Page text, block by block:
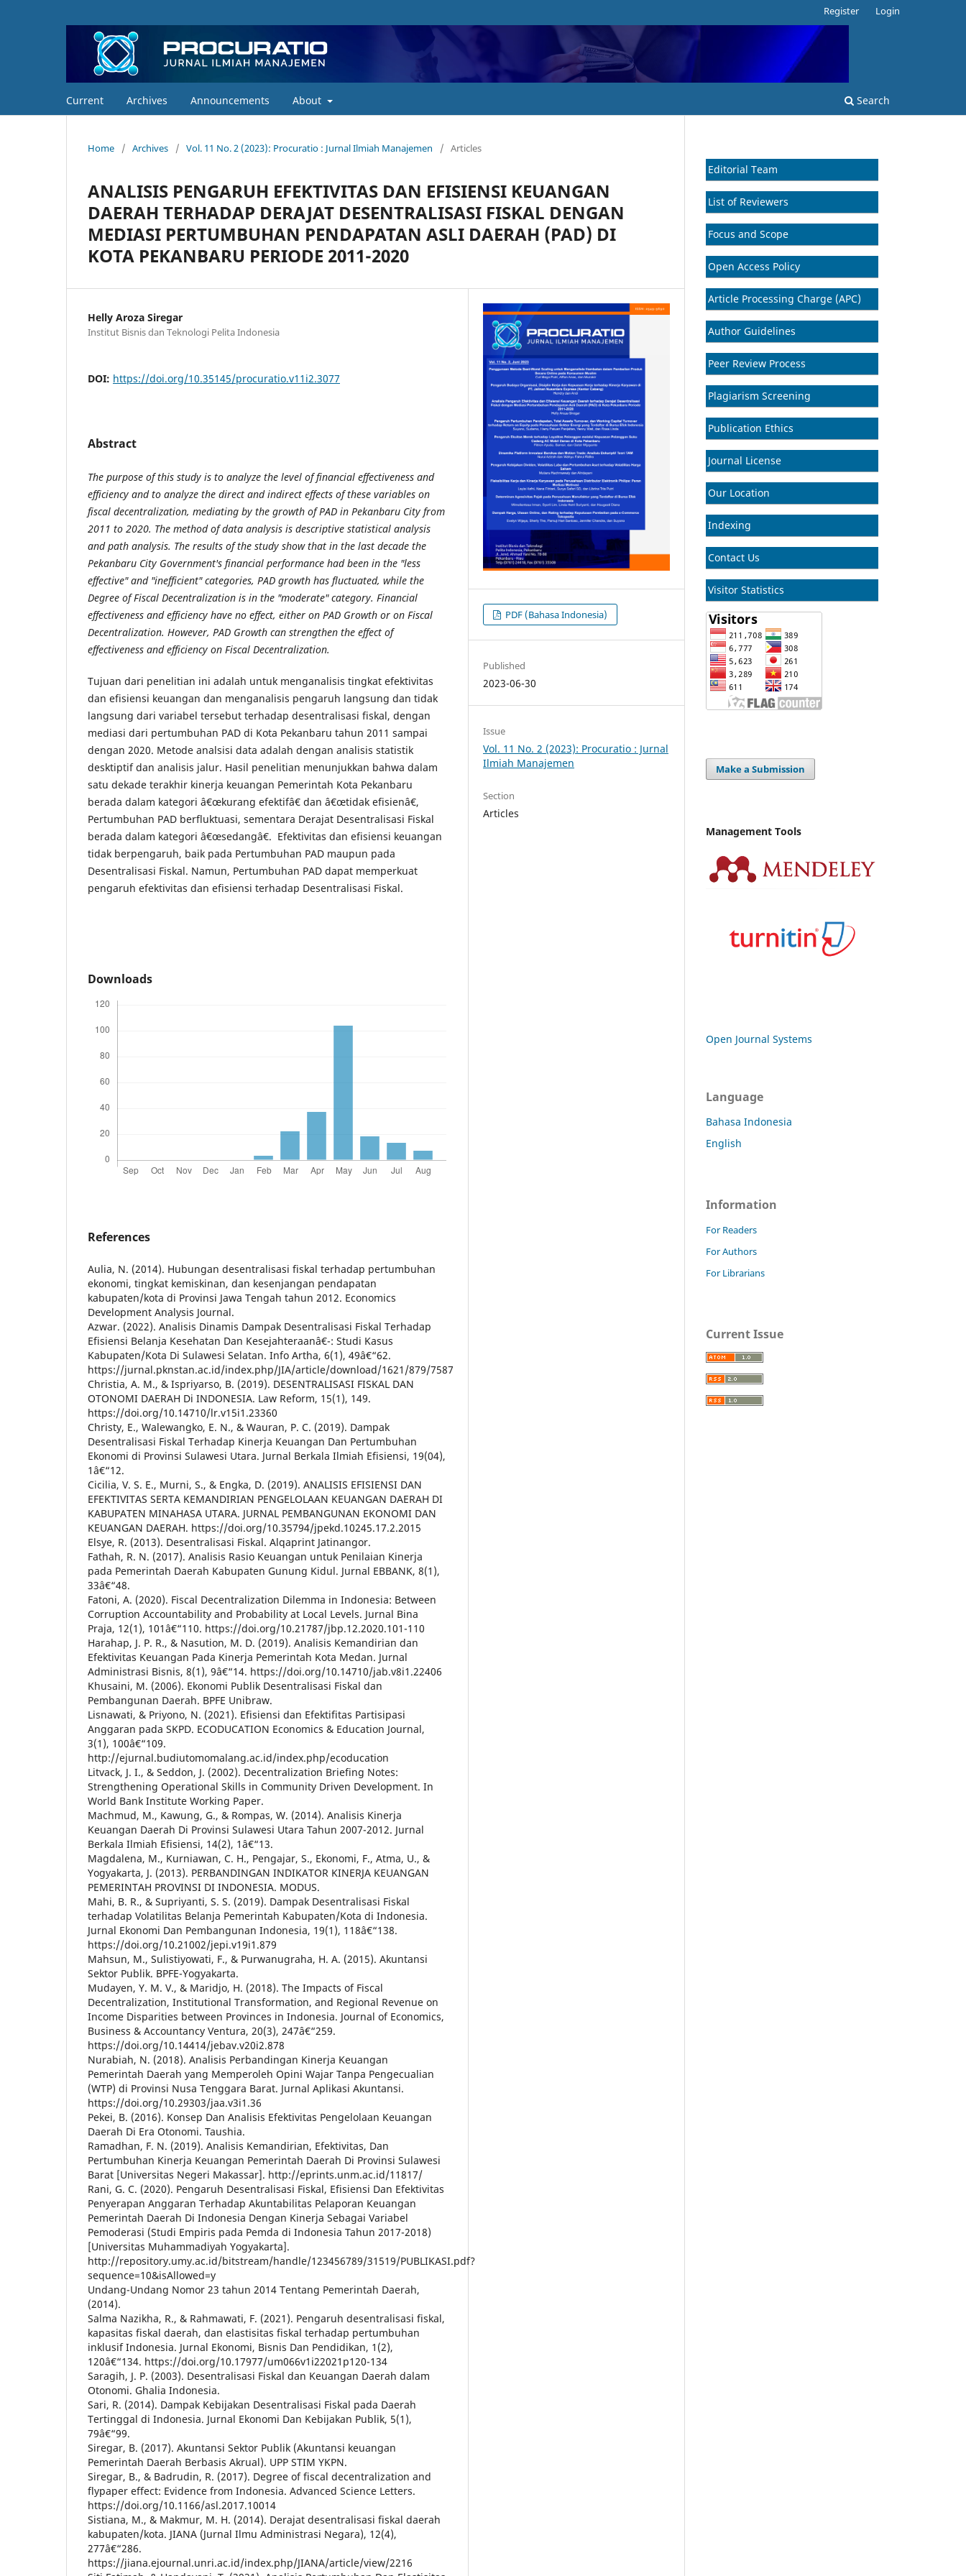
Current Archives Announcements About Search
Register Login
Home / Archives / Vol. 11 No. 2 (2023): Procuratio : Jurnal Ilmiah Manajemen / Articles
ANALISIS PENGARUH EFEKTIVITAS DAN EFISIENSI KEUANGAN
DAERAH TERHADAP DERAJAT DESENTRALISASI FISKAL DENGAN
MEDIASI PERTUMBUHAN PENDAPATAN ASLI DAERAH (PAD) DI
KOTA PEKANBARU PERIODE 2011-2020
Helly Aroza Siregar
Institut Bisnis dan Teknologi Pelita Indonesia
DOI: https://doi.org/10.35145/procuratio.v11i2.3077
Abstract
The purpose of this study is to analyze the level of financial effectiveness and
efficiency and to analyze the direct and indirect effects of these variables on
fiscal decentralization, mediating by the growth of PAD in Pekanbaru City from
2011 to 2020. The method of data analysis is descriptive statistical analysis
and path analysis. The results of the study show that in the last decade the
Pekanbaru City Government's financial performance had been in the "less
effective" and "inefficient" categories, PAD growth has fluctuated, while the
Degree of Fiscal Decentralization is in the "moderate" category. Financial
effectiveness and efficiency have no effect, either on PAD Growth or on Fiscal
Decentralization. However, PAD Growth can strengthen the effect of
effectiveness and efficiency on Fiscal Decentralization.
Tujuan dari penelitian ini adalah untuk menganalisis tingkat efektivitas
dan efisiensi keuangan dan menganalisis pengaruh langsung dan tidak
langsung dari variabel tersebut terhadap desentralisasi fiskal, dengan
mediasi dari pertumbuhan PAD di Kota Pekanbaru tahun 2011 sampai
dengan 2020. Metode analsisi data adalah dengan analisis statistik
desktiptif dan analisis jalur. Hasil penelitian menunjukkan bahwa dalam
satu dekade terakhir kinerja keuangan Pemerintah Kota Pekanbaru
berada dalam kategori â€œkurang efektifâ€ dan â€œtidak efisienâ€,
Pertumbuhan PAD berfluktuasi, sementara Derajat Desentralisasi Fiskal
berada dalam kategori â€œsedangâ€. Efektivitas dan efisiensi keuangan
tidak berpengaruh, baik pada Pertumbuhan PAD maupun pada
Desentralisasi Fiskal. Namun, Pertumbuhan PAD dapat memperkuat
pengaruh efektivitas dan efisiensi terhadap Desentralisasi Fiskal.
Downloads
References
Aulia, N. (2014). Hubungan desentralisasi fiskal terhadap pertumbuhan
ekonomi, tingkat kemiskinan, dan kesenjangan pendapatan
kabupaten/kota di Provinsi Jawa Tengah tahun 2012. Economics
Development Analysis Journal.
Azwar. (2022). Analisis Dinamis Dampak Desentralisasi Fiskal Terhadap
Efisiensi Belanja Kesehatan Dan Kesejahteraanâ€¯: Studi Kasus
Kabupaten/Kota Di Sulawesi Selatan. Info Artha, 6(1), 49â€“62.
https://jurnal.pknstan.ac.id/index.php/JIA/article/download/1621/879/7587
Christia, A. M., & Ispriyarso, B. (2019). DESENTRALISASI FISKAL DAN
OTONOMI DAERAH Di INDONESIA. Law Reform, 15(1), 149.
https://doi.org/10.14710/lr.v15i1.23360
Christy, E., Walewangko, E. N., & Wauran, P. C. (2019). Dampak
Desentralisasi Fiskal Terhadap Kinerja Keuangan Dan Pertumbuhan
Ekonomi di Provinsi Sulawesi Utara. Jurnal Berkala Ilmiah Efisiensi, 19(04),
1â€“12.
Cicilia, V. S. E., Murni, S., & Engka, D. (2019). ANALISIS EFISIENSI DAN
EFEKTIVITAS SERTA KEMANDIRIAN PENGELOLAAN KEUANGAN DAERAH DI
KABUPATEN MINAHASA UTARA. JURNAL PEMBANGUNAN EKONOMI DAN
KEUANGAN DAERAH. https://doi.org/10.35794/jpekd.10245.17.2.2015
Elsye, R. (2013). Desentralisasi Fiskal. Alqaprint Jatinangor.
Fathah, R. N. (2017). Analisis Rasio Keuangan untuk Penilaian Kinerja
pada Pemerintah Daerah Kabupaten Gunung Kidul. Jurnal EBBANK, 8(1),
33â€“48.
Fatoni, A. (2020). Fiscal Decentralization Dilemma in Indonesia: Between
Corruption Accountability and Probability at Local Levels. Jurnal Bina
Praja, 12(1), 101â€“110. https://doi.org/10.21787/jbp.12.2020.101-110
Harahap, J. P. R., & Nasution, M. D. (2019). Analisis Kemandirian dan
Efektivitas Keuangan Pada Kinerja Pemerintah Kota Medan. Jurnal
Administrasi Bisnis, 8(1), 9â€“14. https://doi.org/10.14710/jab.v8i1.22406
Khusaini, M. (2006). Ekonomi Publik Desentralisasi Fiskal dan
Pembangunan Daerah. BPFE Unibraw.
Lisnawati, & Priyono, N. (2021). Efisiensi dan Efektifitas Partisipasi
Anggaran pada SKPD. ECODUCATION Economics & Education Journal,
3(1), 100â€“109.
http://ejurnal.budiutomomalang.ac.id/index.php/ecoducation
Litvack, J. I., & Seddon, J. (2002). Decentralization Briefing Notes:
Strengthening Operational Skills in Community Driven Development. In
World Bank Institute Working Paper.
Machmud, M., Kawung, G., & Rompas, W. (2014). Analisis Kinerja
Keuangan Daerah Di Provinsi Sulawesi Utara Tahun 2007-2012. Jurnal
Berkala Ilmiah Efisiensi, 14(2), 1â€“13.
Magdalena, M., Kurniawan, C. H., Pengajar, S., Ekonomi, F., Atma, U., &
Yogyakarta, J. (2013). PERBANDINGAN INDIKATOR KINERJA KEUANGAN
PEMERINTAH PROVINSI DI INDONESIA. MODUS.
Mahi, B. R., & Supriyanti, S. S. (2019). Dampak Desentralisasi Fiskal
terhadap Volatilitas Belanja Pemerintah Kabupaten/Kota di Indonesia.
Jurnal Ekonomi Dan Pembangunan Indonesia, 19(1), 118â€“138.
https://doi.org/10.21002/jepi.v19i1.879
Mahsun, M., Sulistiyowati, F., & Purwanugraha, H. A. (2015). Akuntansi
Sektor Publik. BPFE-Yogyakarta.
Mudayen, Y. M. V., & Maridjo, H. (2018). The Impacts of Fiscal
Decentralization, Institutional Transformation, and Regional Revenue on
Income Disparities between Provinces in Indonesia. Journal of Economics,
Business & Accountancy Ventura, 20(3), 247â€“259.
https://doi.org/10.14414/jebav.v20i2.878
Nurabiah, N. (2018). Analisis Perbandingan Kinerja Keuangan
Pemerintah Daerah yang Memperoleh Opini Wajar Tanpa Pengecualian
(WTP) di Provinsi Nusa Tenggara Barat. Jurnal Aplikasi Akuntansi.
https://doi.org/10.29303/jaa.v3i1.36
Pekei, B. (2016). Konsep Dan Analisis Efektivitas Pengelolaan Keuangan
Daerah Di Era Otonomi. Taushia.
Ramadhan, F. N. (2019). Analisis Kemandirian, Efektivitas, Dan
Pertumbuhan Kinerja Keuangan Pemerintah Daerah Di Provinsi Sulawesi
Barat [Universitas Negeri Makassar]. http://eprints.unm.ac.id/11817/
Rani, G. C. (2020). Pengaruh Desentralisasi Fiskal, Efisiensi Dan Efektivitas
Penyerapan Anggaran Terhadap Akuntabilitas Pelaporan Keuangan
Pemerintah Daerah Di Indonesia Dengan Kinerja Sebagai Variabel
Pemoderasi (Studi Empiris pada Pemda di Indonesia Tahun 2017-2018)
[Universitas Muhammadiyah Yogyakarta].
http://repository.umy.ac.id/bitstream/handle/123456789/31519/PUBLIKASI.pdf?
sequence=10&isAllowed=y
Undang-Undang Nomor 23 tahun 2014 Tentang Pemerintah Daerah,
(2014).
Salma Nazikha, R., & Rahmawati, F. (2021). Pengaruh desentralisasi fiskal,
kapasitas fiskal daerah, dan elastisitas fiskal terhadap pertumbuhan
inklusif Indonesia. Jurnal Ekonomi, Bisnis Dan Pendidikan, 1(2),
120â€“134. https://doi.org/10.17977/um066v1i22021p120-134
Saragih, J. P. (2003). Desentralisasi Fiskal dan Keuangan Daerah dalam
Otonomi. Ghalia Indonesia.
Sari, R. (2014). Dampak Kebijakan Desentralisasi Fiskal pada Daerah
Tertinggal di Indonesia. Jurnal Ekonomi Dan Kebijakan Publik, 5(1),
79â€“99.
Siregar, B. (2017). Akuntansi Sektor Publik (Akuntansi keuangan
Pemerintah Daerah Berbasis Akrual). UPP STIM YKPN.
Siregar, B., & Badrudin, R. (2017). Degree of fiscal decentralization and
flypaper effect: Evidence from Indonesia. Advanced Science Letters.
https://doi.org/10.1166/asl.2017.10014
Sistiana, M., & Makmur, M. H. (2014). Derajat desentralisasi fiskal daerah
kabupaten/kota. JIANA (Jurnal Ilmu Administrasi Negara), 12(4),
277â€“286.
https://jiana.ejournal.unri.ac.id/index.php/JIANA/article/view/2216
PDF (Bahasa Indonesia)
Published
2023-06-30
Issue
Vol. 11 No. 2 (2023): Procuratio : Jurnal
Ilmiah Manajemen
Section
Articles
Editorial Team
List of Reviewers
Focus and Scope
Open Access Policy
Article Processing Charge (APC)
Author Guidelines
Peer Review Process
Plagiarism Screening
Publication Ethics
Journal License
Our Location
Indexing
Contact Us
Visitor Statistics
Make a Submission
Management Tools
Open Journal Systems
Language
Bahasa Indonesia
English
Information
For Readers
For Authors
For Librarians
Current Issue